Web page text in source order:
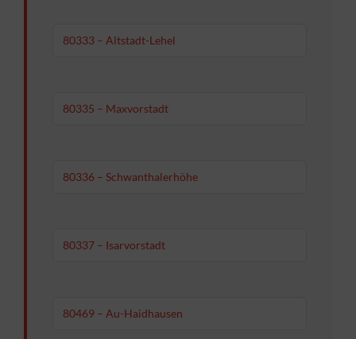
80333 – Altstadt-Lehel
80335 – Maxvorstadt
80336 – Schwanthalerhöhe
80337 – Isarvorstadt
80469 – Au-Haidhausen